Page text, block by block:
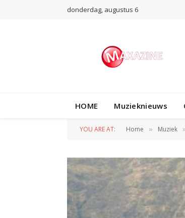
donderdag, augustus 6
HOME Muzieknieuws
YOU ARE AT: Home » Muziek